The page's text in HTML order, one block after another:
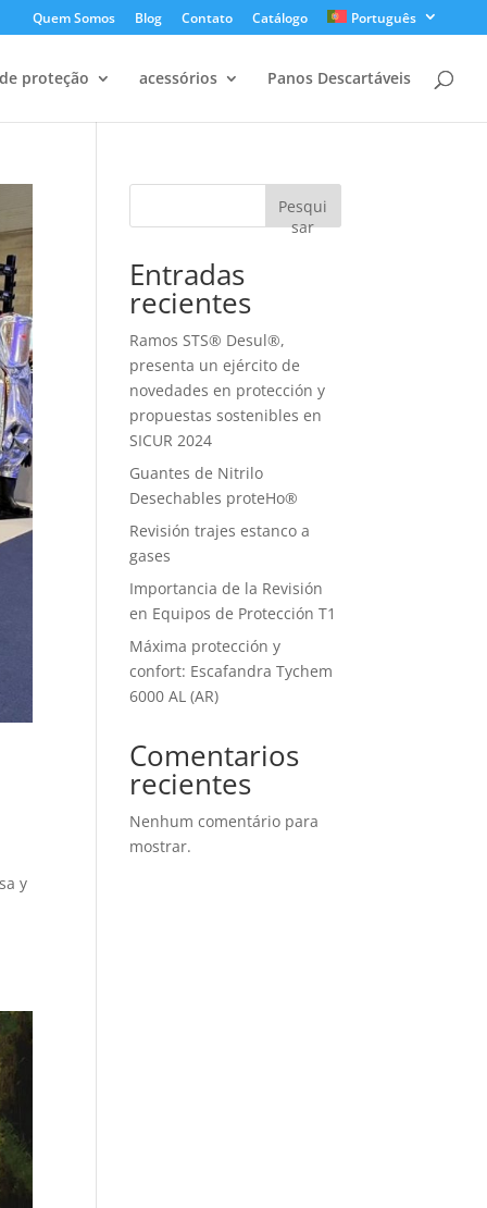
Quem Somos Blog Contato Catálogo Português
proteção acessórios Panos Descartáveis
y
Pesqui
sar
Entradas
recientes
Ramos STS® Desul®,
presenta un ejército de
novedades en protección y
propuestas sostenibles en
SICUR 2024
Guantes de Nitrilo
Desechables proteHo®
Revisión trajes estanco a
gases
Importancia de la Revisión
en Equipos de Protección T1
Máxima protección y
confort: Escafandra Tychem
6000 AL (AR)
Comentarios
recientes
Nenhum comentário para
mostrar.